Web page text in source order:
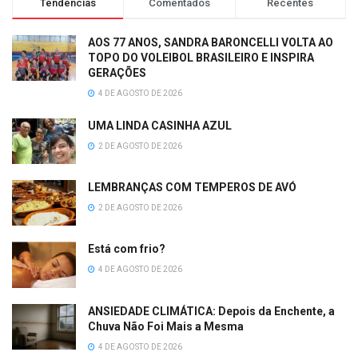
Tendências Comentados Recentes
AOS 77 ANOS, SANDRA BARONCELLI VOLTA AO
TOPO DO VOLEIBOL BRASILEIRO E INSPIRA
GERAÇÕES
4 DE AGOSTO DE 2026
UMA LINDA CASINHA AZUL
2 DE AGOSTO DE 2026
LEMBRANÇAS COM TEMPEROS DE AVÓ
2 DE AGOSTO DE 2026
Está com frio?
4 DE AGOSTO DE 2026
ANSIEDADE CLIMÁTICA: Depois da Enchente, a
Chuva Não Foi Mais a Mesma
4 DE AGOSTO DE 2026